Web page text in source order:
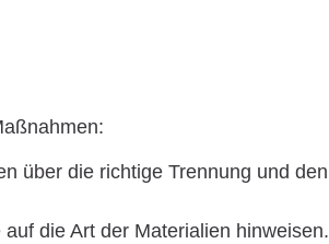
über die richtige Trennung und den
die Art der Materialien hinweisen.